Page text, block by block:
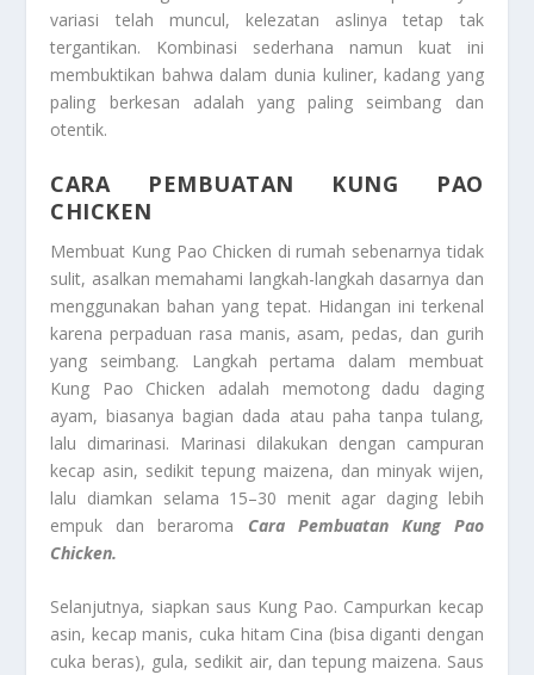
variasi telah muncul, kelezatan aslinya tetap tak
tergantikan. Kombinasi sederhana namun kuat ini
membuktikan bahwa dalam dunia kuliner, kadang yang
paling berkesan adalah yang paling seimbang dan
otentik.
CARA PEMBUATAN KUNG PAO
CHICKEN
Membuat Kung Pao Chicken di rumah sebenarnya tidak
sulit, asalkan memahami langkah-langkah dasarnya dan
menggunakan bahan yang tepat. Hidangan ini terkenal
karena perpaduan rasa manis, asam, pedas, dan gurih
yang seimbang. Langkah pertama dalam membuat
Kung Pao Chicken adalah memotong dadu daging
ayam, biasanya bagian dada atau paha tanpa tulang,
lalu dimarinasi. Marinasi dilakukan dengan campuran
kecap asin, sedikit tepung maizena, dan minyak wijen,
lalu diamkan selama 15–30 menit agar daging lebih
empuk dan beraroma
Cara Pembuatan Kung Pao
Chicken.
Selanjutnya, siapkan saus Kung Pao. Campurkan kecap
asin, kecap manis, cuka hitam Cina (bisa diganti dengan
cuka beras), gula, sedikit air, dan tepung maizena. Saus